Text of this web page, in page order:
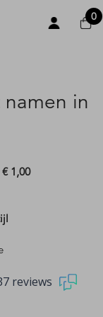
0
in
€ 1,00
reviews